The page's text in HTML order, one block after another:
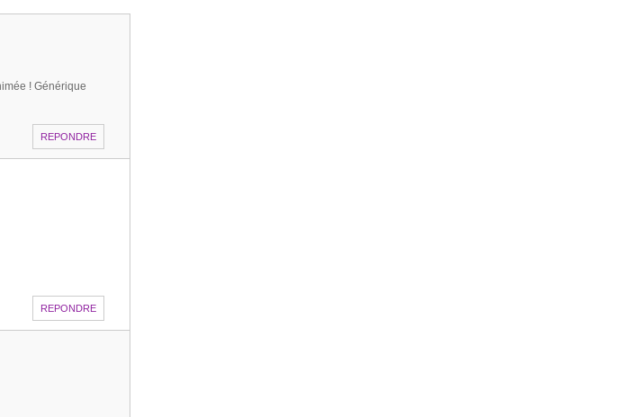
! Générique
REPONDRE
REPONDRE